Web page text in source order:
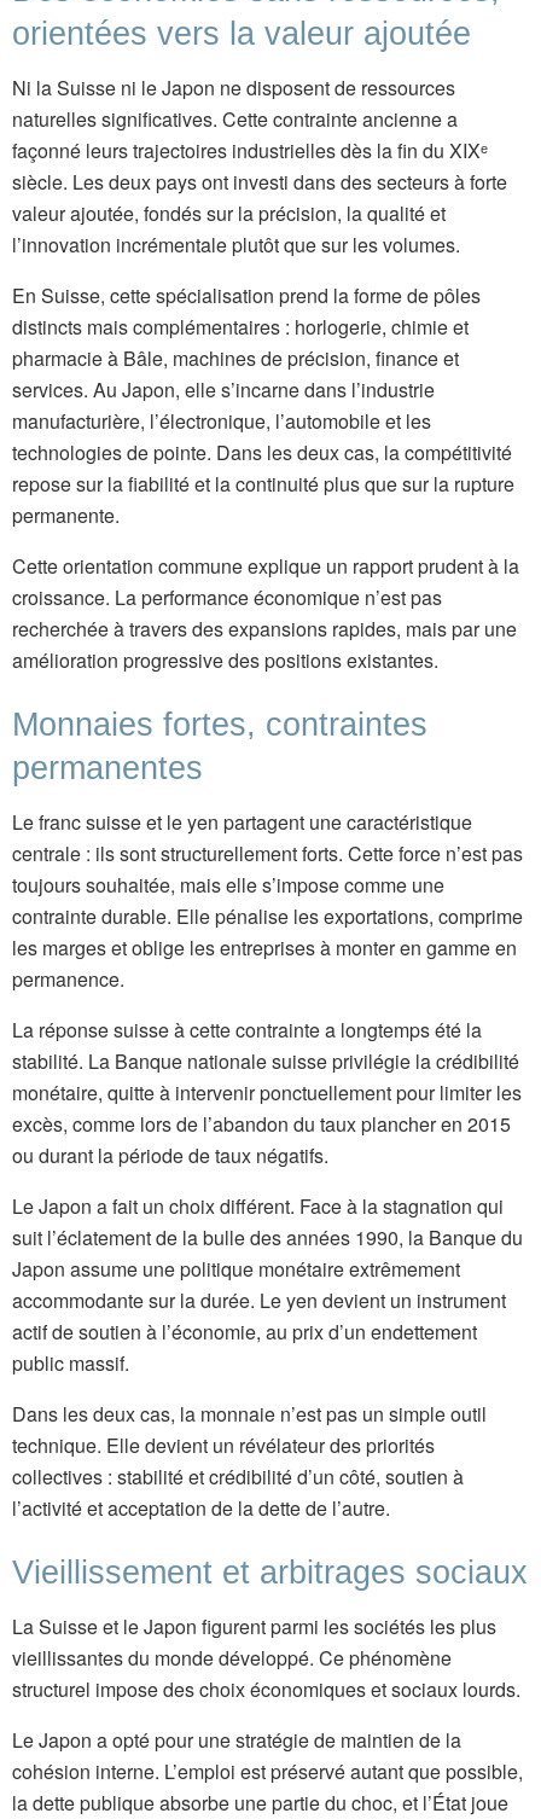
orientées vers la valeur ajoutée
Ni la Suisse ni le Japon ne disposent de ressources
naturelles significatives. Cette contrainte ancienne a
façonné leurs trajectoires industrielles dès la fin du XIXᵉ
siècle. Les deux pays ont investi dans des secteurs à forte
valeur ajoutée, fondés sur la précision, la qualité et
l’innovation incrémentale plutôt que sur les volumes.
En Suisse, cette spécialisation prend la forme de pôles
distincts mais complémentaires : horlogerie, chimie et
pharmacie à Bâle, machines de précision, finance et
services. Au Japon, elle s’incarne dans l’industrie
manufacturière, l’électronique, l’automobile et les
technologies de pointe. Dans les deux cas, la compétitivité
repose sur la fiabilité et la continuité plus que sur la rupture
permanente.
Cette orientation commune explique un rapport prudent à la
croissance. La performance économique n’est pas
recherchée à travers des expansions rapides, mais par une
amélioration progressive des positions existantes.
Monnaies fortes, contraintes
permanentes
Le franc suisse et le yen partagent une caractéristique
centrale : ils sont structurellement forts. Cette force n’est pas
toujours souhaitée, mais elle s’impose comme une
contrainte durable. Elle pénalise les exportations, comprime
les marges et oblige les entreprises à monter en gamme en
permanence.
La réponse suisse à cette contrainte a longtemps été la
stabilité. La Banque nationale suisse privilégie la crédibilité
monétaire, quitte à intervenir ponctuellement pour limiter les
excès, comme lors de l’abandon du taux plancher en 2015
ou durant la période de taux négatifs.
Le Japon a fait un choix différent. Face à la stagnation qui
suit l’éclatement de la bulle des années 1990, la Banque du
Japon assume une politique monétaire extrêmement
accommodante sur la durée. Le yen devient un instrument
actif de soutien à l’économie, au prix d’un endettement
public massif.
Dans les deux cas, la monnaie n’est pas un simple outil
technique. Elle devient un révélateur des priorités
collectives : stabilité et crédibilité d’un côté, soutien à
l’activité et acceptation de la dette de l’autre.
Vieillissement et arbitrages sociaux
La Suisse et le Japon figurent parmi les sociétés les plus
vieillissantes du monde développé. Ce phénomène
structurel impose des choix économiques et sociaux lourds.
Le Japon a opté pour une stratégie de maintien de la
cohésion interne. L’emploi est préservé autant que possible,
la dette publique absorbe une partie du choc, et l’État joue